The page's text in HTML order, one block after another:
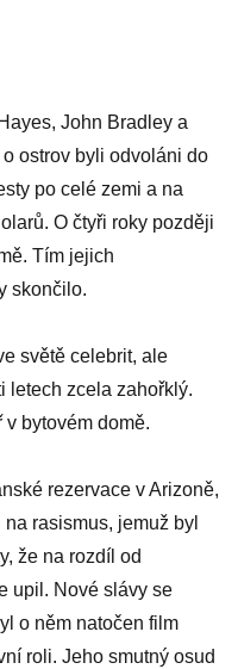
John Bradley a
ostrov byli odvoláni do
po celé zemi a na
O čtyři roky později
Tím jejich
skončilo.
světě celebrit, ale
letech zcela zahořklý.
bytovém domě.
rezervace v Arizoně,
rasismus, jemuž byl
že na rozdíl od
upil. Nové slávy se
o něm natočen film
roli. Jeho smutný osud